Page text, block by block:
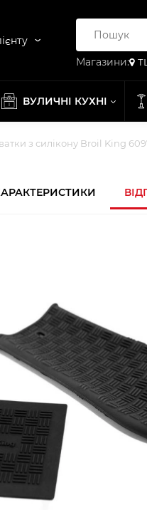
Магазини:
ВУЛИЧНІ КУХНІ
з силікону Broil King